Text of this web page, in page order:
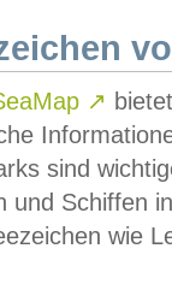
↗
sind
und Schiffen
wie